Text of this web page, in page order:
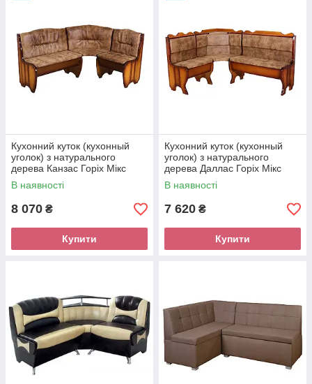
Кухонний куток (кухонный
уголок) з натурального
дерева Канзас Горіх Мікс
Меблі
В наявності
8 070 ₴
Купити
Кухонний куток (кухонный
уголок) з натурального
дерева Даллас Горіх Мікс
Меблі
В наявності
7 620 ₴
Купити